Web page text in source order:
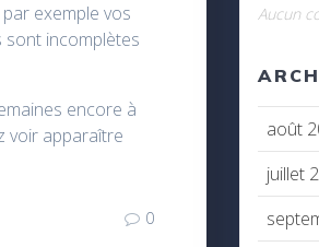
exemple vos
sont incomplètes
encore à
voir apparaître
0
Aucun
août
juillet